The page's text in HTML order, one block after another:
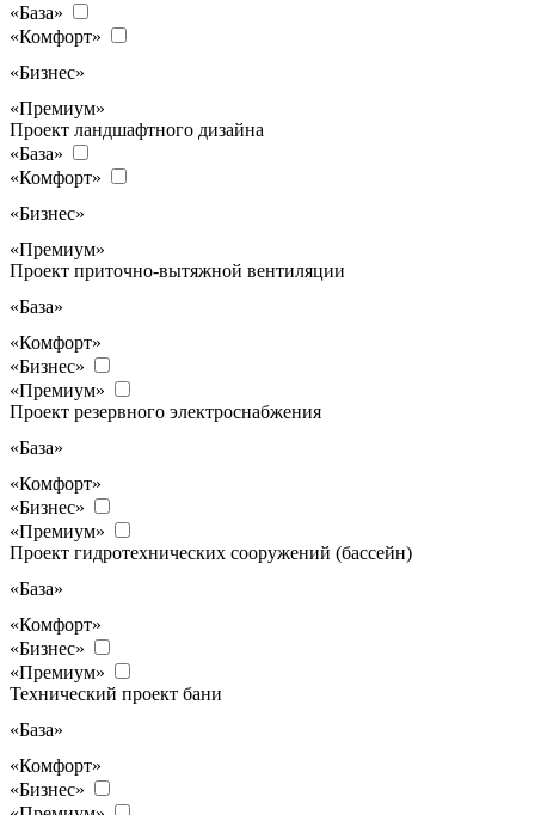
«База»
«Комфорт»
«Бизнес»
«Премиум»
Проект ландшафтного дизайна
«База»
«Комфорт»
«Бизнес»
«Премиум»
Проект приточно-вытяжной вентиляции
«База»
«Комфорт»
«Бизнес»
«Премиум»
Проект резервного электроснабжения
«База»
«Комфорт»
«Бизнес»
«Премиум»
Проект гидротехнических сооружений (бассейн)
«База»
«Комфорт»
«Бизнес»
«Премиум»
Технический проект бани
«База»
«Комфорт»
«Бизнес»